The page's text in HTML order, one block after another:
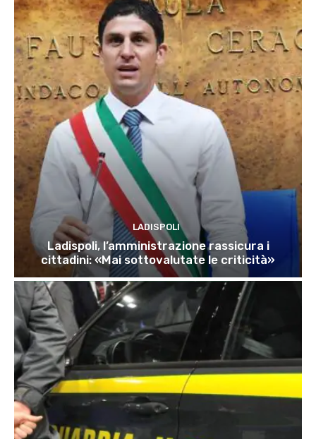
LADISPOLI
Ladispoli, l’amministrazione rassicura i
cittadini: «Mai sottovalutate le criticità»